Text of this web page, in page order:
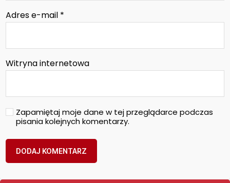
Adres e-mail *
Witryna internetowa
Zapamiętaj moje dane w tej przeglądarce podczas
pisania kolejnych komentarzy.